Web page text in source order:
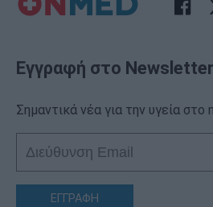
Εγγραφή στο Newsletter
Σημαντικά νέα για την υγεία στο
ΕΓΓΡΑΦΗ